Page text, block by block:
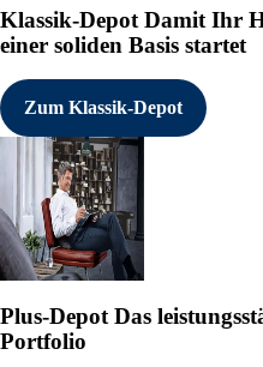
Klassik-Depot Damit Ihr
einer soliden Basis startet
Zum Klassik-Depot
Plus-Depot Das
Portfolio